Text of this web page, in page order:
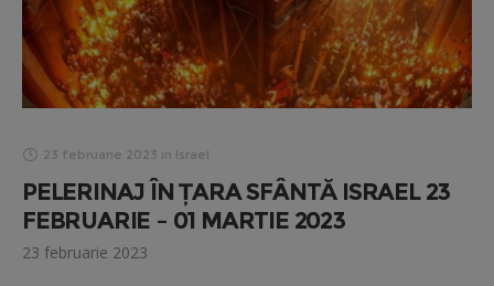
23 februarie 2023 in Israel
PELERINAJ ÎN ȚARA SFÂNTĂ ISRAEL 23
FEBRUARIE – 01 MARTIE 2023
23 februarie 2023